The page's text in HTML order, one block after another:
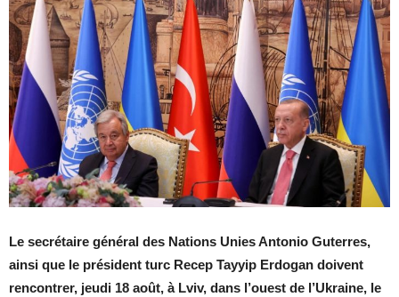
Le secrétaire général des Nations Unies Antonio Guterres,
ainsi que le président turc Recep Tayyip Erdogan doivent
rencontrer, jeudi 18 août, à Lviv, dans l’ouest de l’Ukraine, le